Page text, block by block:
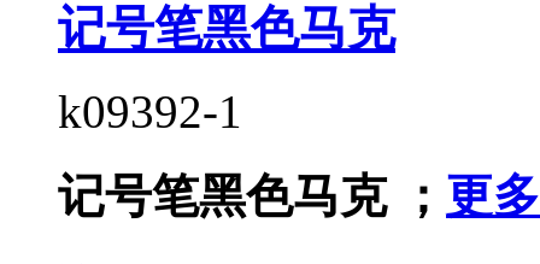
记号笔黑色马克
k09392-1
记号笔黑色马克 ； 更多